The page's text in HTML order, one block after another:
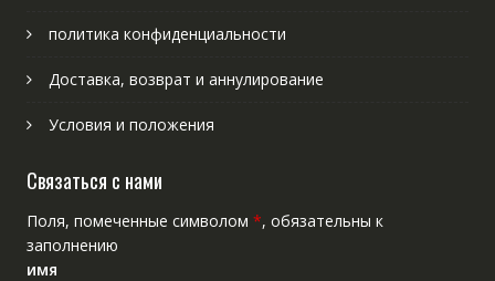
политика конфиденциальности
Доставка, возврат и аннулирование
Условия и положения
Связаться с нами
Поля, помеченные символом *, обязательны к
заполнению
имя